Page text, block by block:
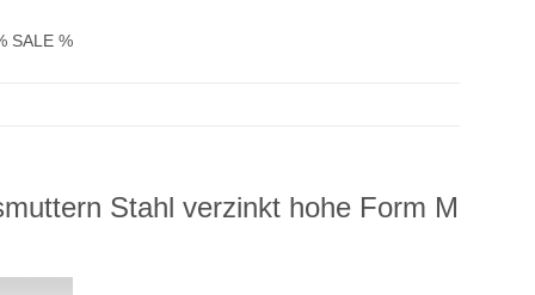
SALE %
Stahl verzinkt hohe Form M